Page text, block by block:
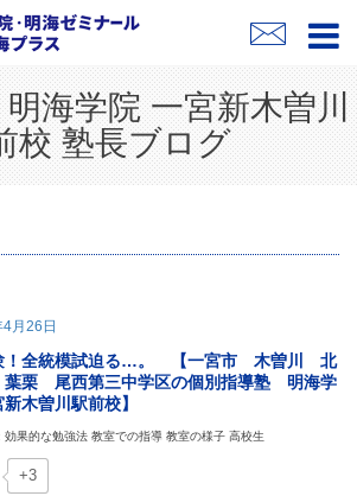
海学院 一宮新木曽川
校 塾長ブログ
月26日
！全統模試迫る…。 【一宮市 木曽川 北
栗 尾西第三中学区の個別指導塾 明海学
木曽川駅前校】
効果的な勉強法 教室での指導 教室の様子 高校生
+3